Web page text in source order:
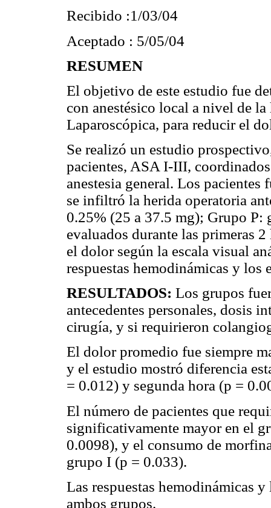
Recibido :1/03/04
Aceptado : 5/05/04
RESUMEN
El objetivo de este estudio fue
con anestésico local a nivel de
Laparoscópica, para reducir el
Se realizó un estudio
pacientes, ASA I-III,
anestesia general. Los
se infiltró la herida operatoria
0.25% (25 a 37.5 mg); Grupo
evaluados durante las primeras
el dolor según la escala visual
respuestas hemodinámicas y los
RESULTADOS: Los grupos
antecedentes personales, dosis
cirugía, y si requirieron
El dolor promedio fue siempre
y el estudio mostró diferencia
= 0.012) y segunda hora (p =
El número de pacientes que
significativamente mayor en el
0.0098), y el consumo de
grupo I (p = 0.033).
Las respuestas hemodinámicas
ambos grupos.